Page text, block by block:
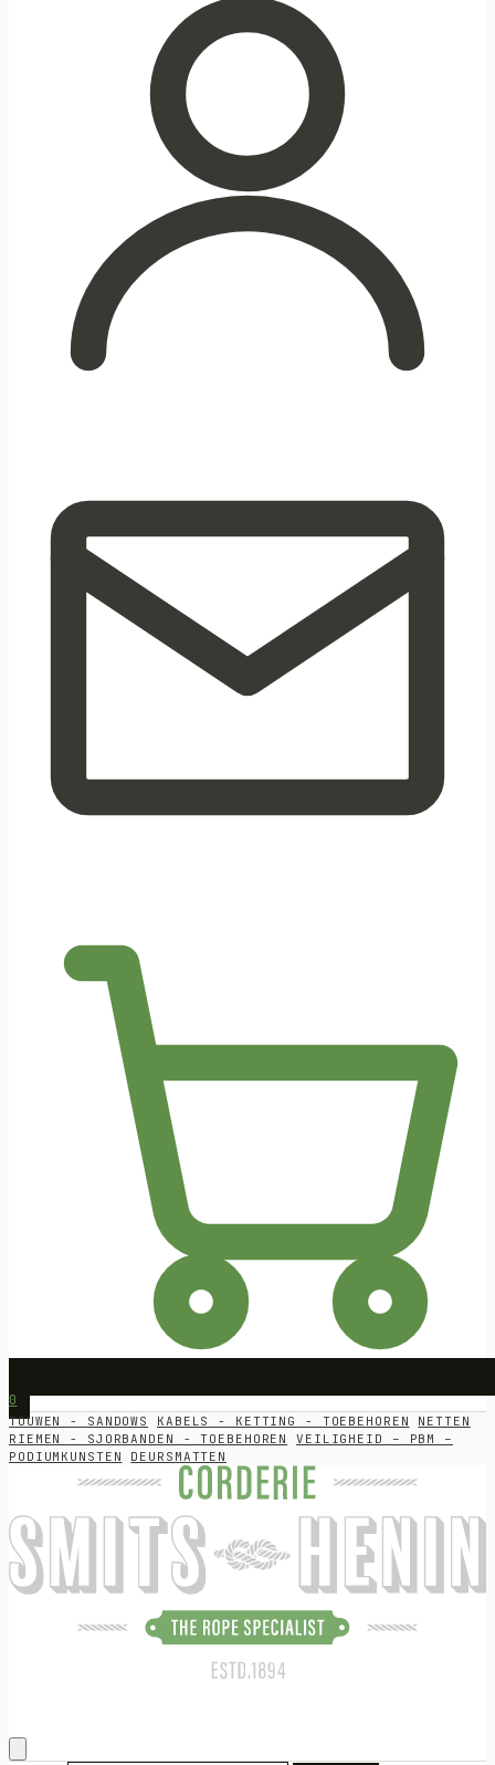
0
TOUWEN - SANDOWS KABELS - KETTING - TOEBEHOREN
NETTEN
RIEMEN - SJORBANDEN - TOEBEHOREN
VEILIGHEID – PBM –
PODIUMKUNSTEN
DEURSMATTEN